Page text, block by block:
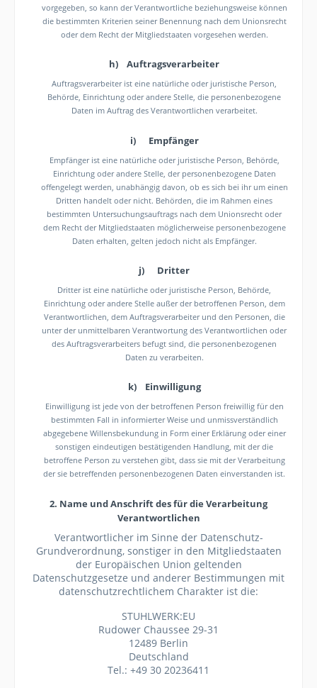
vorgegeben, so kann der Verantwortliche beziehungsweise können
die bestimmten Kriterien seiner Benennung nach dem Unionsrecht
oder dem Recht der Mitgliedstaaten vorgesehen werden.
h) Auftragsverarbeiter
Auftragsverarbeiter ist eine natürliche oder juristische Person,
Behörde, Einrichtung oder andere Stelle, die personenbezogene
Daten im Auftrag des Verantwortlichen verarbeitet.
i) Empfänger
Empfänger ist eine natürliche oder juristische Person, Behörde,
Einrichtung oder andere Stelle, der personenbezogene Daten
offengelegt werden, unabhängig davon, ob es sich bei ihr um einen
Dritten handelt oder nicht. Behörden, die im Rahmen eines
bestimmten Untersuchungsauftrags nach dem Unionsrecht oder
dem Recht der Mitgliedstaaten möglicherweise personenbezogene
Daten erhalten, gelten jedoch nicht als Empfänger.
j) Dritter
Dritter ist eine natürliche oder juristische Person, Behörde,
Einrichtung oder andere Stelle außer der betroffenen Person, dem
Verantwortlichen, dem Auftragsverarbeiter und den Personen, die
unter der unmittelbaren Verantwortung des Verantwortlichen oder
des Auftragsverarbeiters befugt sind, die personenbezogenen
Daten zu verarbeiten.
k) Einwilligung
Einwilligung ist jede von der betroffenen Person freiwillig für den
bestimmten Fall in informierter Weise und unmissverständlich
abgegebene Willensbekundung in Form einer Erklärung oder einer
sonstigen eindeutigen bestätigenden Handlung, mit der die
betroffene Person zu verstehen gibt, dass sie mit der Verarbeitung
der sie betreffenden personenbezogenen Daten einverstanden ist.
2. Name und Anschrift des für die Verarbeitung
Verantwortlichen
Verantwortlicher im Sinne der Datenschutz-
Grundverordnung, sonstiger in den Mitgliedstaaten
der Europäischen Union geltenden
Datenschutzgesetze und anderer Bestimmungen mit
datenschutzrechtlichem Charakter ist die:
STUHLWERK:EU
Rudower Chaussee 29-31
12489 Berlin
Deutschland
Tel.: +49 30 20236411